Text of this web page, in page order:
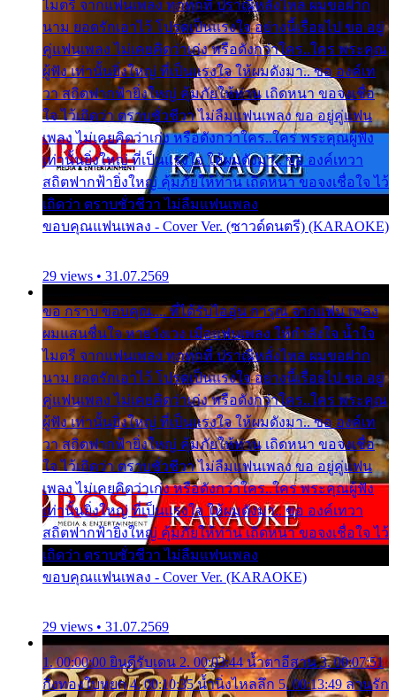
ไมตรี จากแฟนเพลง ทุกทุกที่ ปราณีหลั่งไหล ผมขอฝาก
นาม ยอดรักเอาไว้ โปรดเป็นแรงใจ อย่างนี้เรื่อยไป ขอ อยู่
คู่แฟนเพลง ไม่เคยคิดว่าเก่ง หรือดังกว่าใคร..ใคร พระคุณ
ผู้ฟัง เท่านั้นยิ่งใหญ่ ที่เป็นแรงใจ ให้ผมดังมา.. ขอ องค์เท
วา สถิตฟากฟ้ายิ่งใหญ่ คุ้มภัยให้ท่าน เถิดหนา ขอจงเชื่อ
ใจ ไว้เถิดว่า ตราบชั่วชีวา ไม่ลืมแฟนเพลง ขอ อยู่คู่แฟน
เพลง ไม่เคยคิดว่าเก่ง หรือดังกว่าใคร..ใคร พระคุณผู้ฟัง
เท่านั้นยิ่งใหญ่ ที่เป็นแรงใจ ให้ผมดังมา.. ขอ องค์เทวา
สถิตฟากฟ้ายิ่งใหญ่ คุ้มภัยให้ท่าน เถิดหนา ขอจงเชื่อใจ ไว้
เถิดว่า ตราบชั่วชีวา ไม่ลืมแฟนเพลง
ขอบคุณแฟนเพลง - Cover Ver. (ซาวด์ดนตรี) (KARAOKE)
29 views • 31.07.2569
ขอ กราบ ขอบคุณ.... ที่ได้รับไออุ่น การุณ จากแฟน เพลง
ผมแสนชื่นใจ หายวังเวง เมื่อแฟนเพลง ให้กำลังใจ น้ำใจ
ไมตรี จากแฟนเพลง ทุกทุกที่ ปราณีหลั่งไหล ผมขอฝาก
นาม ยอดรักเอาไว้ โปรดเป็นแรงใจ อย่างนี้เรื่อยไป ขอ อยู่
คู่แฟนเพลง ไม่เคยคิดว่าเก่ง หรือดังกว่าใคร..ใคร พระคุณ
ผู้ฟัง เท่านั้นยิ่งใหญ่ ที่เป็นแรงใจ ให้ผมดังมา.. ขอ องค์เท
วา สถิตฟากฟ้ายิ่งใหญ่ คุ้มภัยให้ท่าน เถิดหนา ขอจงเชื่อ
ใจ ไว้เถิดว่า ตราบชั่วชีวา ไม่ลืมแฟนเพลง ขอ อยู่คู่แฟน
เพลง ไม่เคยคิดว่าเก่ง หรือดังกว่าใคร..ใคร พระคุณผู้ฟัง
เท่านั้นยิ่งใหญ่ ที่เป็นแรงใจ ให้ผมดังมา.. ขอ องค์เทวา
สถิตฟากฟ้ายิ่งใหญ่ คุ้มภัยให้ท่าน เถิดหนา ขอจงเชื่อใจ ไว้
เถิดว่า ตราบชั่วชีวา ไม่ลืมแฟนเพลง
ขอบคุณแฟนเพลง - Cover Ver. (KARAOKE)
29 views • 31.07.2569
1. 00:00:00 ยินดีรับเดน 2. 00:03:44 น้ำตาอีสาน 3. 00:07:51
กิ่งทองใบหยก 4. 00:10:35 น้ำนิ่งไหลลึก 5. 00:13:49 ลานรัก